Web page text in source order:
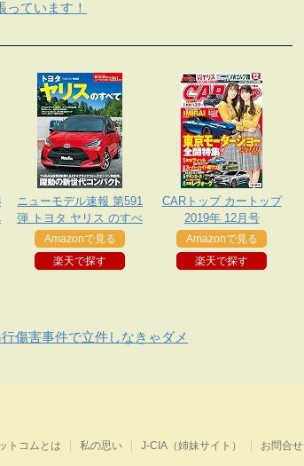
ています！
ニューモデル速報 第591
弾 トヨタ ヤリス のすべ
て
Amazonで見る
楽天で探す
CARトップ カートップ
2019年 12月号
Amazonで見る
楽天で探す
傷害事件で立件しなきゃダメ
トコムとは 私の思い J-CIA（姉妹サイト） お問合せ